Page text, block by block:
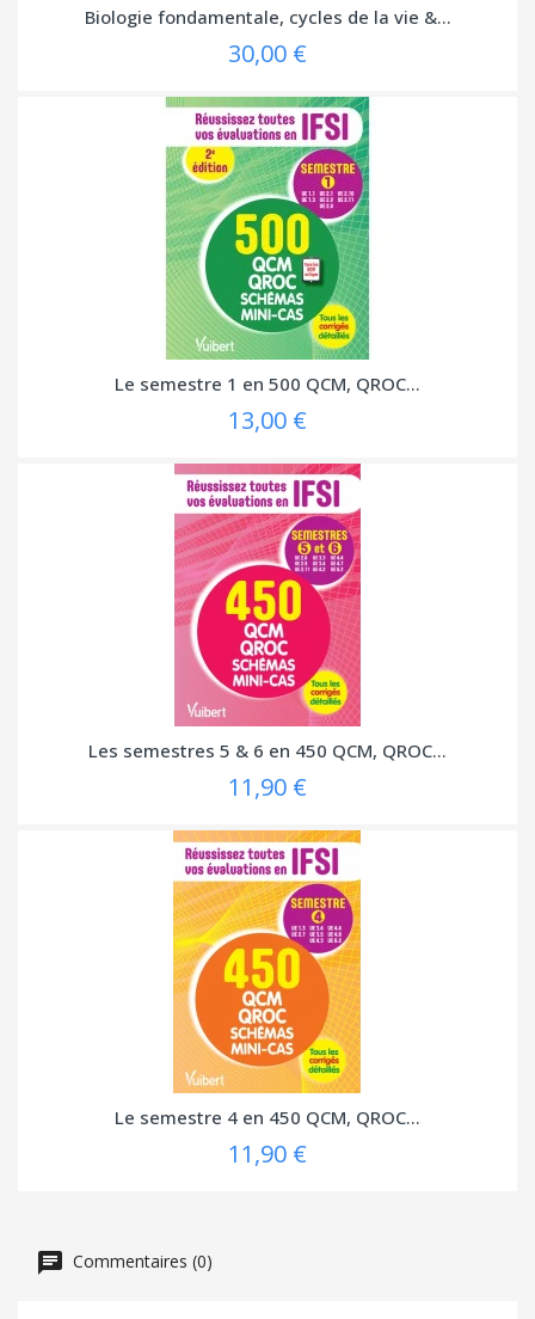
Biologie fondamentale, cycles de la vie &...
30,00 €
Le semestre 1 en 500 QCM, QROC...
13,00 €
Les semestres 5 & 6 en 450 QCM, QROC...
11,90 €
Le semestre 4 en 450 QCM, QROC...
11,90 €
Commentaires (0)